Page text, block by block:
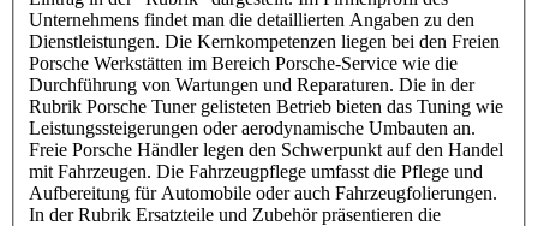
Unternehmens findet man die detaillierten Angaben zu den
Dienstleistungen. Die Kernkompetenzen liegen bei den Freien
Porsche Werkstätten im Bereich Porsche-Service wie die
Durchführung von Wartungen und Reparaturen. Die in der
Rubrik Porsche Tuner gelisteten Betrieb bieten das Tuning wie
Leistungssteigerungen oder aerodynamische Umbauten an.
Freie Porsche Händler legen den Schwerpunkt auf den Handel
mit Fahrzeugen. Die Fahrzeugpflege umfasst die Pflege und
Aufbereitung für Automobile oder auch Fahrzeugfolierungen.
In der Rubrik Ersatzteile und Zubehör präsentieren die